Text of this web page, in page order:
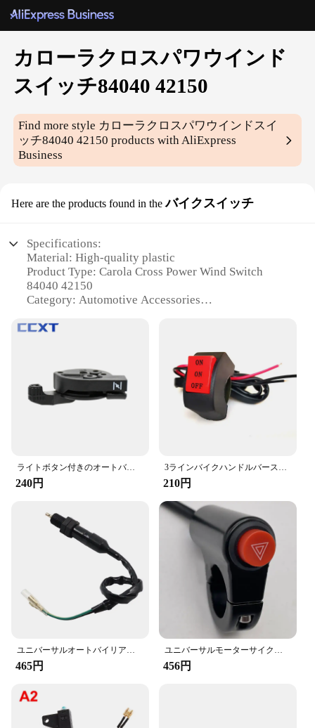
カローラクロスパワウインド
スイッチ84040 42150
Find more style カローラクロスパワウインドスイ
ッチ84040 42150 products with AliExpress
Business
Here are the products found in the バイクスイッチ
Specifications:
Material: High-quality plastic
Product Type: Carola Cross Power Wind Switch
84040 42150
Category: Automotive Accessories
Usage: Easy-to-use switch for motorcycle wind
Performance: Durable and reliable performance
Quantity: Available in sets for wholesale and retail
purchases
**Ergonomic Design and Durability**
ergonomic design and durability. Crafted from high-
quality plastic, this switch is built to withstand the
reliable performance. Its sleek and modern design
makes it an attractive addition to any motorcycle,
while the ergonomic shape ensures a comfortable
grip for riders.
**Versatile and Easy to Install**
This versatile switch is compatible with a wide
range of motorcycles, making it a popular choice
among vendors and suppliers. Its ease of
installation means that you can quickly upgrade
your ride's functionality without the need for
professional assistance. Whether you're looking to
touch to your motorcycle, this switch is the perfect
solution.
ライトボタン付きのオートバイ用電動スタートスイッチ,方向指示器付きスイッチ,ATV,ホンダ,ヤマハ,カワサキなど用。
240円
3ラインバイクハンドルバースイッチ,スイッチ,ボタン,運転用,オートバイ用
210円
ユニバーサルオートバイリアブレーキストップライトスイッチ + 春ホンダカワサキスズキヤマハ
465円
ユニバーサルモーターサイクルボタンオン,モーション制御スイッチ,ハンドルバー用,ヘッドライト,シグナルライト,ハザードライト,オートバイアクセサリー
456円